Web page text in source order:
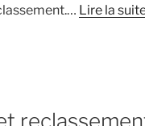
Lire la